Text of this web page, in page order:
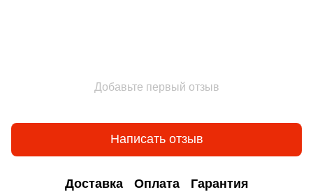
Добавьте первый отзыв
Написать отзыв
Доставка Оплата Гарантия